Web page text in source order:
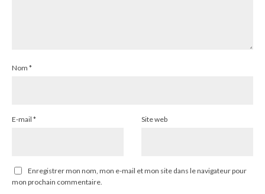
Nom *
E-mail * Site web
Enregistrer mon nom, mon e-mail et mon site dans le navigateur pour
mon prochain commentaire.